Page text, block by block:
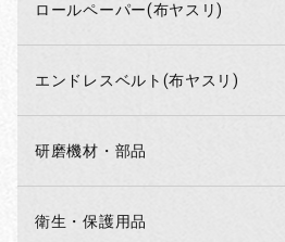
ロールペーパー(布ヤスリ)
エンドレスベルト(布ヤスリ)
研磨機材・部品
衛生・保護用品